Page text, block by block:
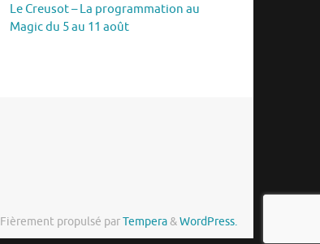
Le Creusot – La programmation au
Magic du 5 au 11 août
Fièrement propulsé parTempera&WordPress.